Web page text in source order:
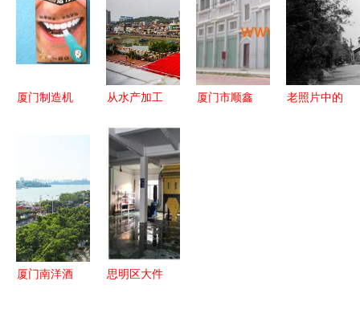
瀑环保、厦
门南洋的行
业关联
服务商
族活动热潮
厦门制造机
的产业机遇
从水产加工
地标 厦门
南洋文创园
的青年文化
引力场
厦门市顺鑫
老照片中的
厦门南洋酒
思明区大件